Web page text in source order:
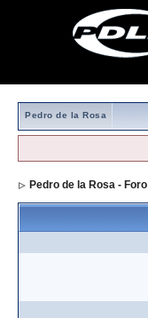
Pedro de la Rosa
Pedro de la Rosa - Foro